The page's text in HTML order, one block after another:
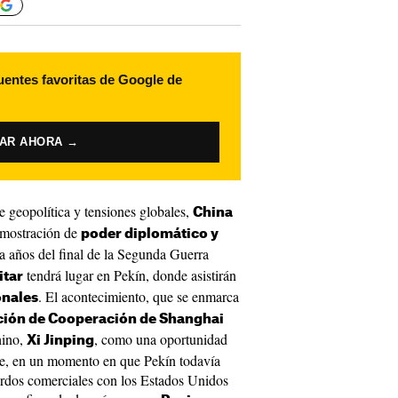
favoritas de Google de
AHORA →
y tensiones globales, China
de poder diplomático y
del final de la Segunda Guerra
tendrá lugar en Pekín, donde asistirán
. El acontecimiento, que se enmarca
de Cooperación de Shanghai
Xi Jinping, como una oportunidad
en un momento en que Pekín todavía
comerciales con los Estados Unidos